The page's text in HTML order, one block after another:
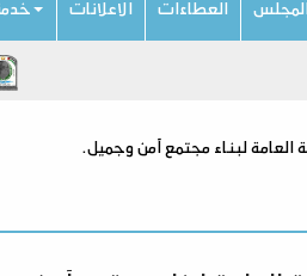
العطاءات الاعلانات
العامة لبناء مجتمع آمن وجميل.